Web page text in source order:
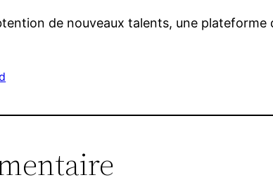
de nouveaux talents, une plateforme